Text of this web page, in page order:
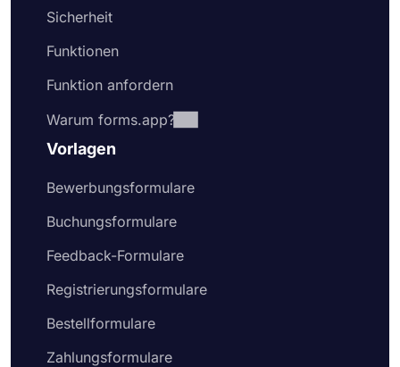
Sicherheit
Funktionen
Funktion anfordern
Warum forms.app?
Vorlagen
Bewerbungsformulare
Buchungsformulare
Feedback-Formulare
Registrierungsformulare
Bestellformulare
Zahlungsformulare